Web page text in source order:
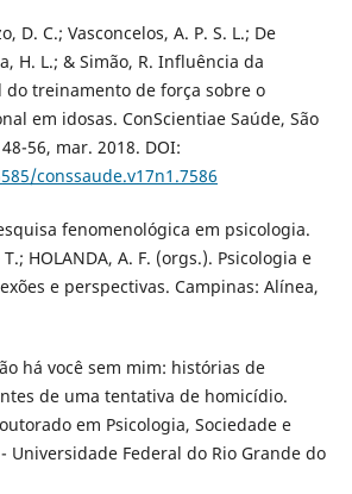
D. C.; Vasconcelos, A. P. S. L.; De
H. L.; & Simão, R. Influência da
treinamento de força sobre o
em idosas. ConScientiae Saúde, São
56, mar. 2018. DOI:
conssaude.v17n1.7586
fenomenológica em psicologia.
HOLANDA, A. F. (orgs.). Psicologia e
e perspectivas. Campinas: Alínea,
há você sem mim: histórias de
de uma tentativa de homicídio.
em Psicologia, Sociedade e
Universidade Federal do Rio Grande do